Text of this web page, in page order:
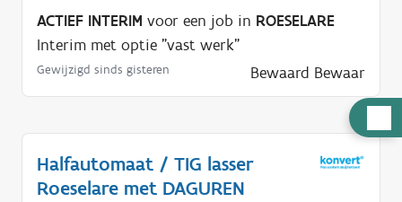
u
l
ACTIEF INTERIM voor een job in ROESELARE
Interim met optie "vast werk"
Gewijzigd sinds gisteren Bewaard Bewaar
Halfautomaat / TIG lasser
Roeselare met DAGUREN